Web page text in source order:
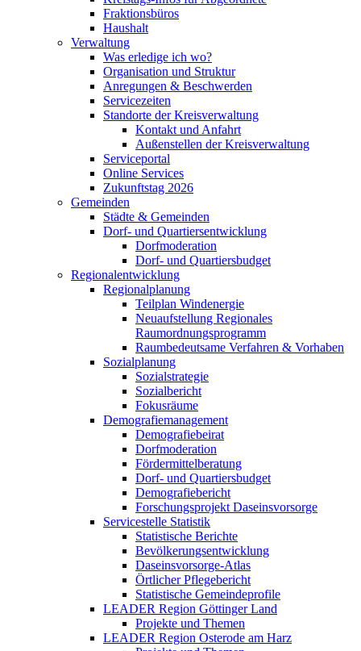
Fraktionsbüros
Haushalt
Verwaltung
Was erledige ich wo?
Organisation und Struktur
Anregungen & Beschwerden
Servicezeiten
Standorte der Kreisverwaltung
Kontakt und Anfahrt
Außenstellen der Kreisverwaltung
Serviceportal
Online Services
Zukunftstag 2026
Gemeinden
Städte & Gemeinden
Dorf- und Quartiersentwicklung
Dorfmoderation
Dorf- und Quartiersbudget
Regionalentwicklung
Regionalplanung
Teilplan Windenergie
Neuaufstellung Regionales
Raumordnungsprogramm
Raumbedeutsame Verfahren & Vorhaben
Sozialplanung
Sozialstrategie
Sozialbericht
Fokusräume
Demografiemanagement
Demografiebeirat
Dorfmoderation
Fördermittelberatung
Dorf- und Quartiersbudget
Demografiebericht
Forschungsprojekt Daseinsvorsorge
Servicestelle Statistik
Statistische Berichte
Bevölkerungsentwicklung
Daseinsvorsorge-Atlas
Örtlicher Pflegebericht
Statistische Gemeindeprofile
LEADER Region Göttinger Land
Projekte und Themen
LEADER Region Osterode am Harz